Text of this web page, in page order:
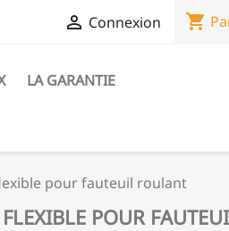
 Connexion shopping_cart
LA GARANTIE
pour fauteuil roulant
POUR